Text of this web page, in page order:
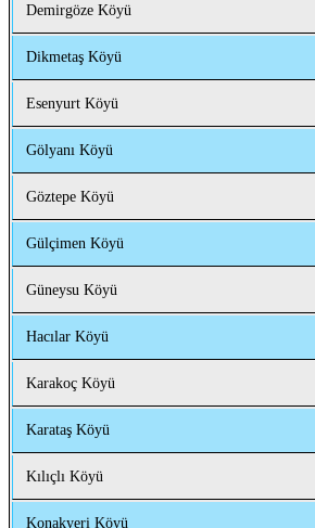
Demirgöze Köyü
Dikmetaş Köyü
Esenyurt Köyü
Gölyanı Köyü
Göztepe Köyü
Gülçimen Köyü
Güneysu Köyü
Hacılar Köyü
Karakoç Köyü
Karataş Köyü
Kılıçlı Köyü
Konakyeri Köyü